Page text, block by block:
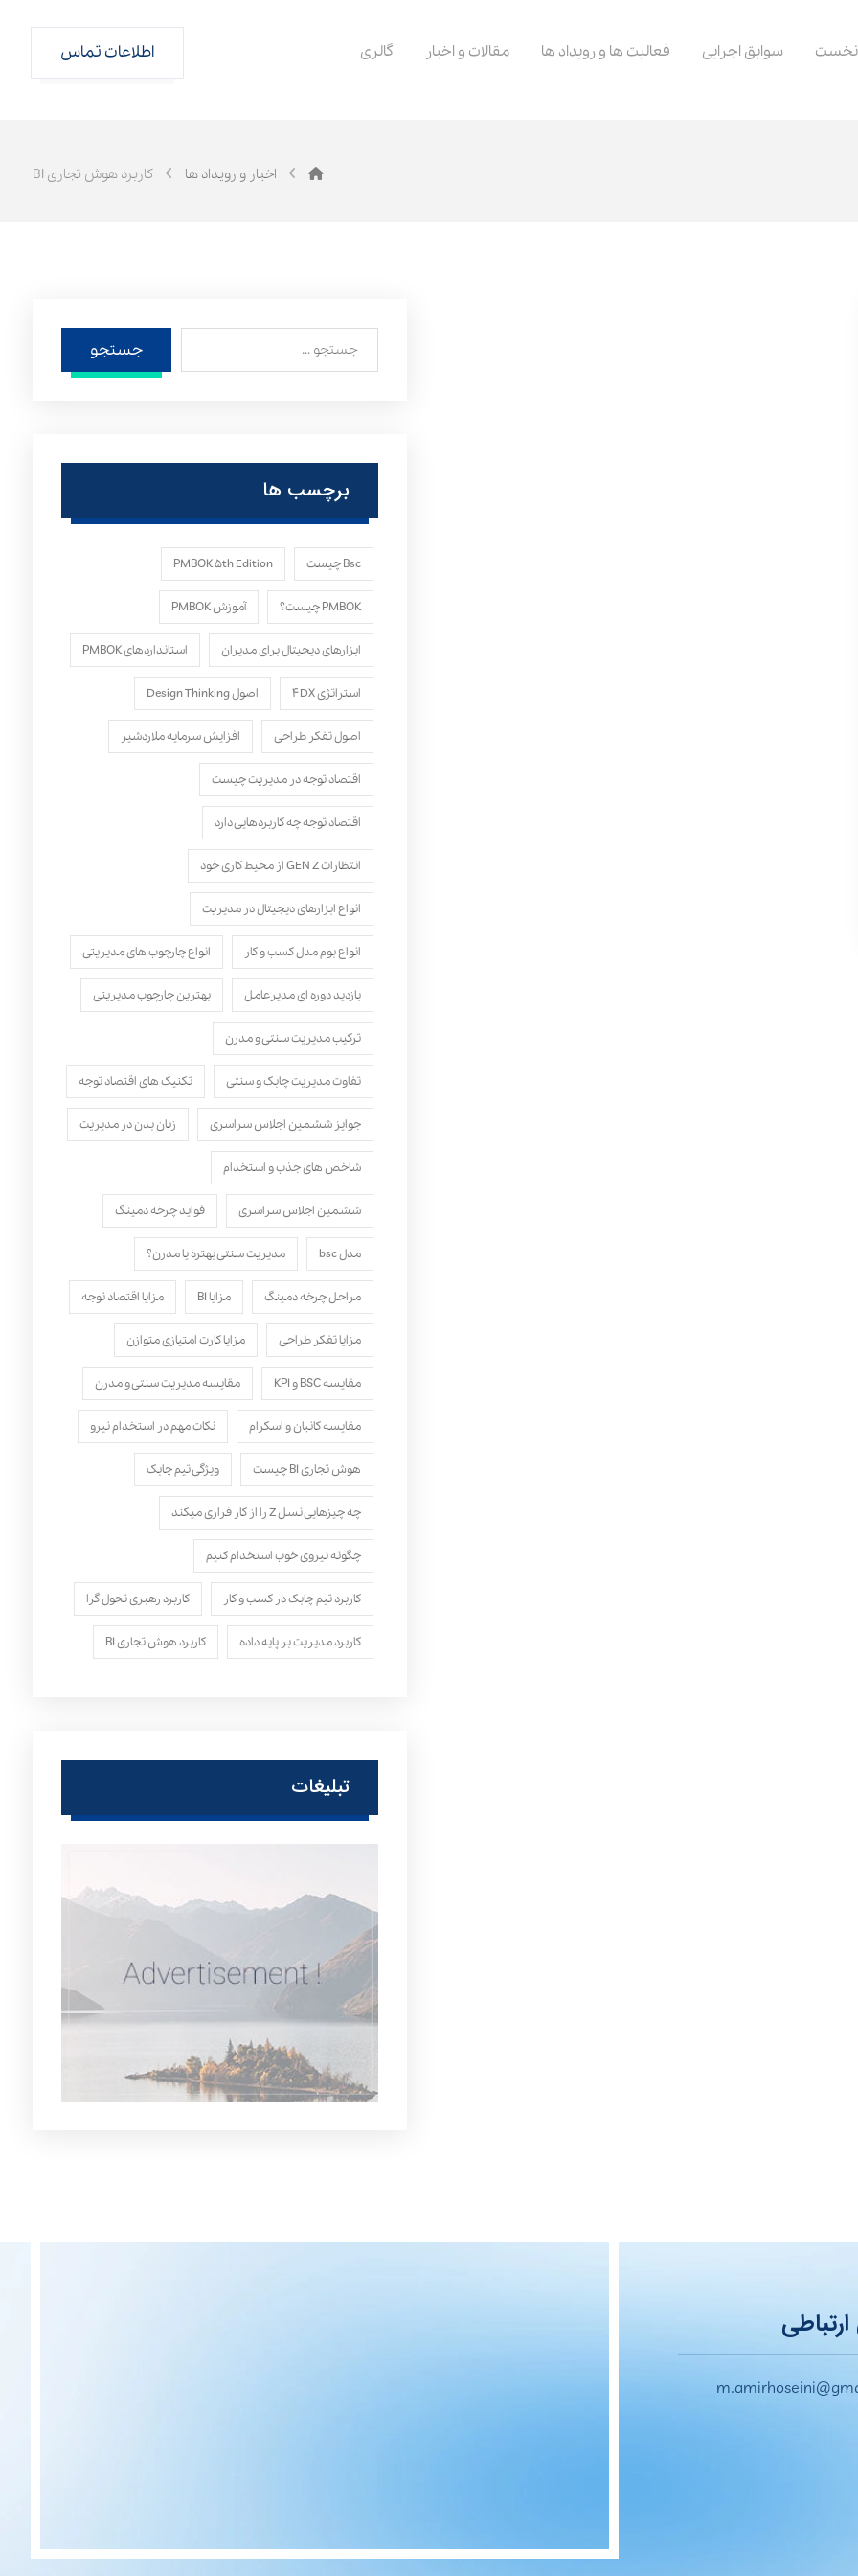
سوابق اجرایی فعالیت ها و رویداد ها مقالات و اخبار گالری اطلاعات تماس
اخبار و رویداد ها کاربرد هوش تجاری BI
جستجو
برچسب ها
Bsc چیست PMBOK ۵th Edition
PMBOK چیست؟ آموزش PMBOK
ابزارهای دیجیتال برای مدیران استانداردهای PMBOK
استراتژی ۴DX اصول Design Thinking
اصول تفکر طراحی افزایش سرمایه ملاردشیر
اقتصاد توجه در مدیریت چیست
اقتصاد توجه چه کاربردهایی دارد
انتظارات GEN Z از محیط کاری خود
انواع ابزارهای دیجیتال در مدیریت
انواع بوم مدل کسب‌ و کار انواع چارچوب های مدیریتی
بازدید دوره ای مدیرعامل بهترین چارچوب مدیریتی
ترکیب مدیریت سنتی و مدرن
تفاوت مدیریت چابک و سنتی تکنیک های اقتصاد توجه
جوایز ششمین اجلاس سراسری زبان بدن در مدیریت
شاخص های جذب و استخدام
ششمین اجلاس سراسری فواید چرخه دمینگ
مدل bsc مدیریت سنتی بهتره یا مدرن؟
مراحل چرخه دمینگ مزایا BI مزایا اقتصاد توجه
مزایا تفکر طراحی مزایا کارت امتیازی متوازن
مقایسه BSC و KPI مقایسه مدیریت سنتی و مدرن
مقایسه کانبان و اسکرام نکات مهم در استخدام نیرو
هوش تجاری BI چیست ویژگی تیم چابک
چه چیزهایی نسل Z را از کار فراری میکند
چگونه نیروی خوب استخدام کنیم
کاربرد تیم چابک در کسب و کار کاربرد رهبری تحول‌ گرا
کاربرد مدیریت بر پایه داده کاربرد هوش تجاری BI
تبلیغات